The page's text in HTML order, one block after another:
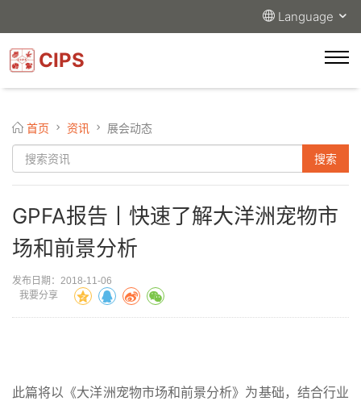
Language
CIPS
首页 资讯 展会动态
GPFA报告丨快速了解大洋洲宠物市
场和前景分析
发布日期：2018-11-06
我要分享
此篇将以《大洋洲宠物市场和前景分析》为基础，结合行业